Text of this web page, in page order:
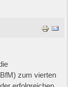
zum vierten